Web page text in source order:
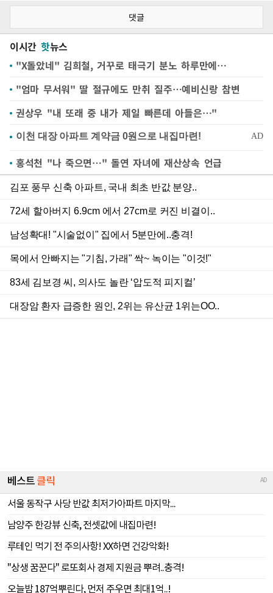
댓글
이시간 핫뉴스
"X돌았네" 김희철, 거꾸로 태극기 분노 하루만에…
"엄마 무서워" 딸 절규에도 만취 질주…예비신랑 참변
권상우 "내 또래 중 내가 제일 빠른데 아들은…"
홍석천 "나 죽으면…" 돌연 자녀에 재산상속 언급